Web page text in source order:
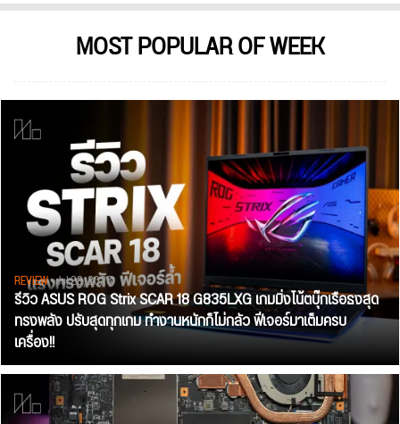
MOST POPULAR OF WEEK
REVIEW• Jul 28, 2026
รีวิว ASUS ROG Strix SCAR 18 G835LXG เกมมิ่งโน้ตบุ๊กเรือธงสุด
ทรงพลัง ปรับสุดทุกเกม ทำงานหนักก็ไม่กลัว ฟีเจอร์มาเต็มครบ
เครื่อง!!